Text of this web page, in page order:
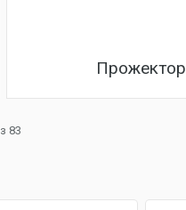
Прожектор
83